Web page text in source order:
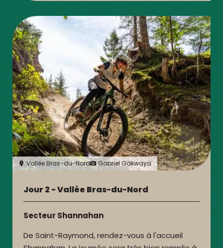
Vallée Bras-du-Nord Gabriel Gakwaya
Jour 2 - Vallée Bras-du-Nord
Secteur Shannahan
De Saint-Raymond, rendez-vous à l'accueil